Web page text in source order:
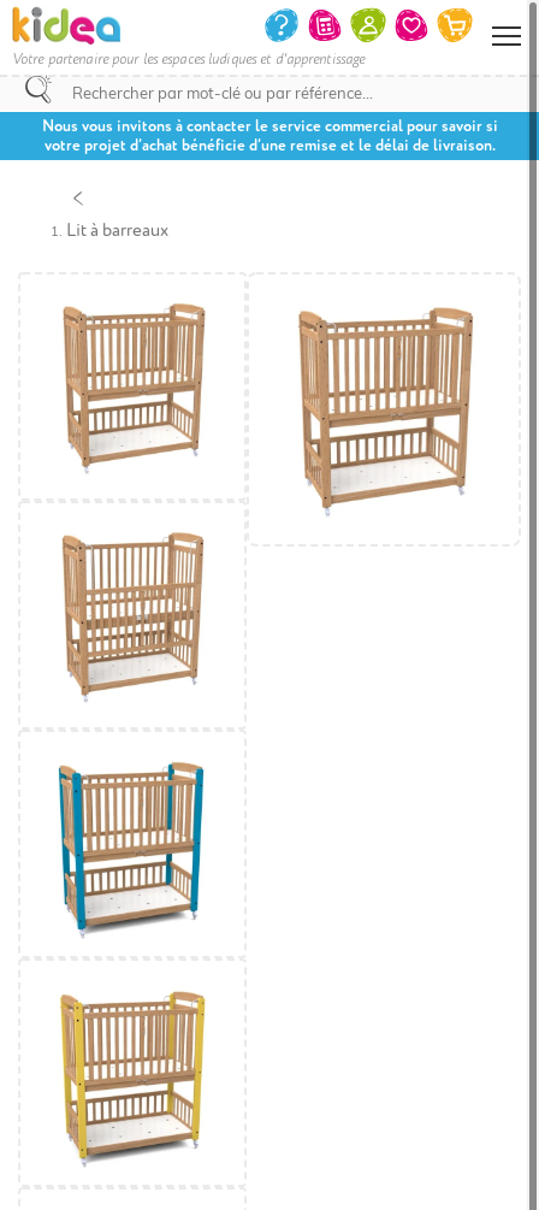
Votre partenaire pour les espaces ludiques et d'apprentissage
Nous vous invitons à contacter le service commercial pour savoir si
votre projet d’achat bénéficie d’une remise et le délai de livraison.
Lit à barreaux